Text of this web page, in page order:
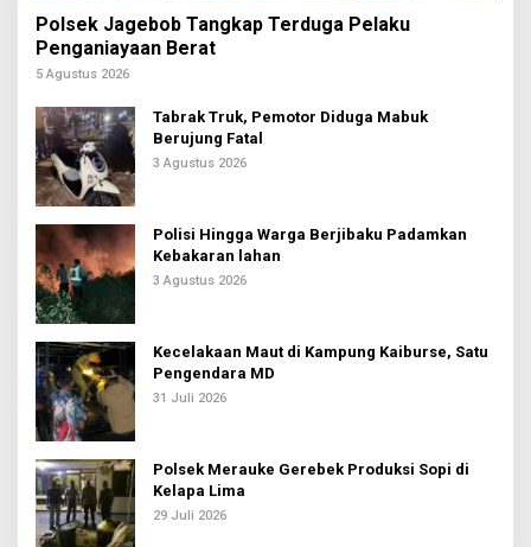
Polsek Jagebob Tangkap Terduga Pelaku
Penganiayaan Berat
5 Agustus 2026
Tabrak Truk, Pemotor Diduga Mabuk
Berujung Fatal
3 Agustus 2026
Polisi Hingga Warga Berjibaku Padamkan
Kebakaran lahan
3 Agustus 2026
Kecelakaan Maut di Kampung Kaiburse, Satu
Pengendara MD
31 Juli 2026
Polsek Merauke Gerebek Produksi Sopi di
Kelapa Lima
29 Juli 2026